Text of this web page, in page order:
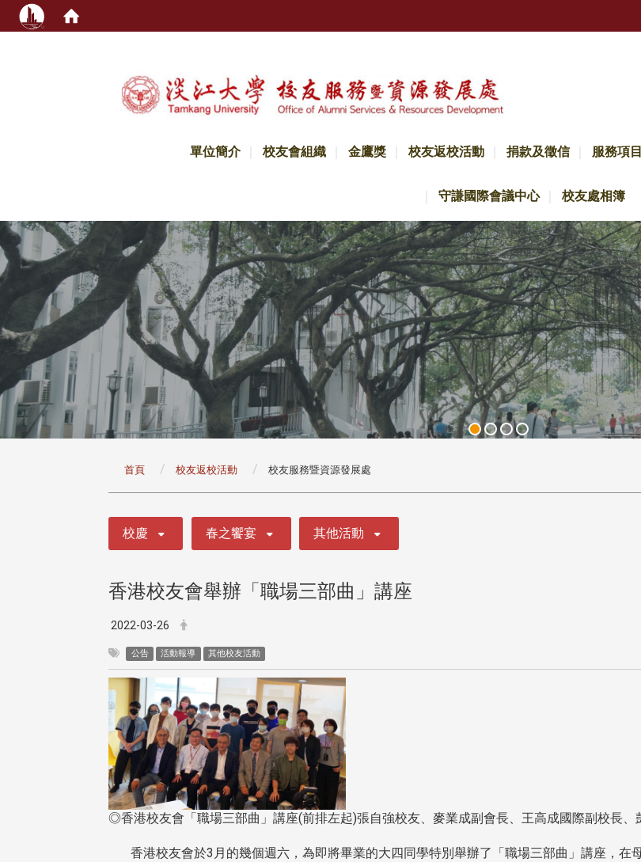
單位簡介 校友會組織 金鷹獎 校友返校活動 捐款及徵信 服務項目
守謙國際會議中心 校友處相簿
首頁 校友返校活動 校友服務暨資源發展處
校慶 春之饗宴 其他活動
香港校友會舉辦「職場三部曲」講座
2022-03-26
公告 活動報導 其他校友活動
◎香港校友會「職場三部曲」講座(前排左起)張自強校友、麥業成副會長、王高成國際副校
香港校友會於3月的幾個週六，為即將畢業的大四同學特別舉辦了「職場三部曲」講座，在